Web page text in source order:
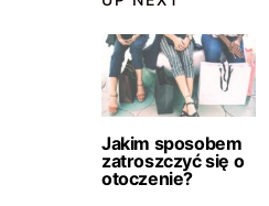
Jakim sposobem
zatroszczyć się o
otoczenie?